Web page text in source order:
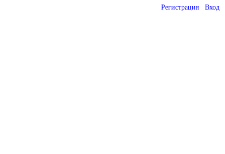
Регистрация Вход